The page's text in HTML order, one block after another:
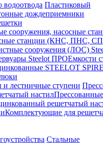
водоотвода Пластиковый
дождеприемники
сооружения, насосные
станции (КНС, ПНС,
сооружения (ЛОС)
Steelot ПРОЕмкости
STEELOT
и лестничные ступени
настил
решетчатый
Комплектующие для
Стальные